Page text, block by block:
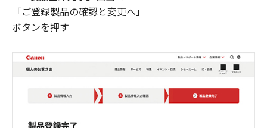
「ご登録製品の確認と変更へ」
ボタンを押す